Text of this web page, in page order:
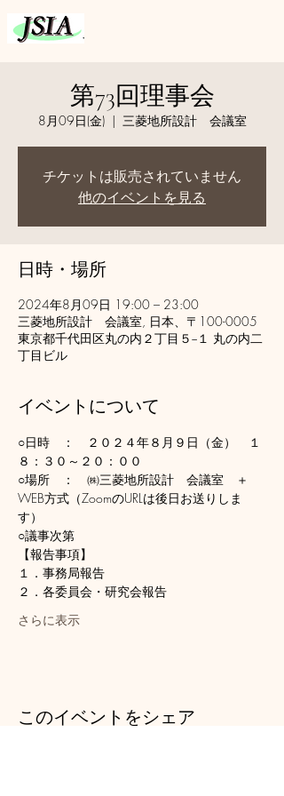
第73回理事会
8月09日(金)
  |
三菱地所設計 会議室
チケットは販売されていません
他のイベントを見る
日時・場所
2024年8月09日 19:00 – 23:00
三菱地所設計 会議室, 日本、〒100-0005
東京都千代田区丸の内２丁目５−１ 丸の内二
丁目ビル
イベントについて
○日時　：　２０２４年８月９日（金）　１
８：３０～２０：００
○場所　：　㈱三菱地所設計　会議室　＋
WEB方式（ZoomのURLは後日お送りしま
す）
○議事次第
【報告事項】
１．事務局報告
２．各委員会・研究会報告
さらに表示
このイベントをシェア